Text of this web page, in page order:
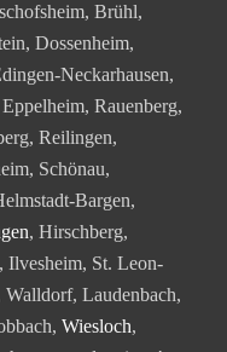
Brühl,
Dossenheim,
Neckarhausen,
Rauenberg,
Reilingen,
Schönau,
Bargen,
, Hirschberg,
Ilvesheim, St. Leon-
Laudenbach,
Wiesloch,